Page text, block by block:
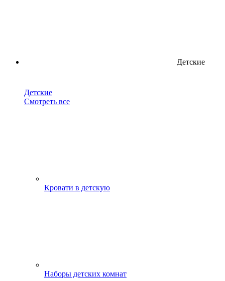
Детские
Детские
Смотреть все
Кровати в детскую
Наборы детских комнат